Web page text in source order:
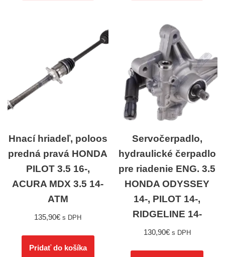
Hnací hriadeľ, poloos
predná pravá HONDA
PILOT 3.5 16-,
ACURA MDX 3.5 14-
ATM
135,90€ s DPH
Pridať do košíka
Servočerpadlo,
hydraulické čerpadlo
pre riadenie ENG. 3.5
HONDA ODYSSEY
14-, PILOT 14-,
RIDGELINE 14-
130,90€ s DPH